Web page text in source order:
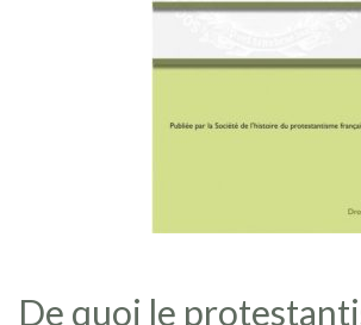
De quoi le